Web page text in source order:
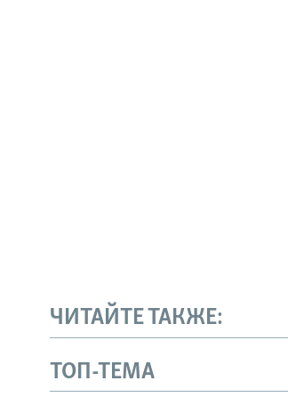
ЧИТАЙТЕ ТАКЖЕ:
ТОП-ТЕМА